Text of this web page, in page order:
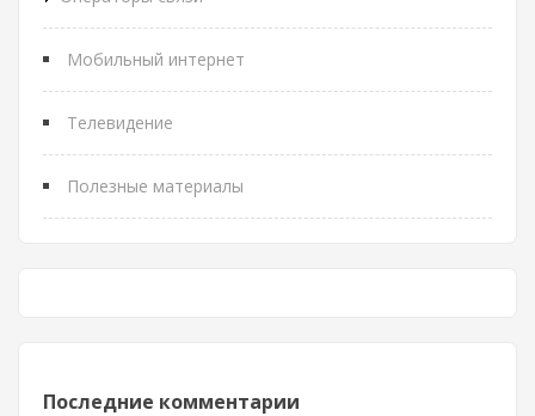
Мобильный интернет
Телевидение
Полезные материалы
Последние комментарии